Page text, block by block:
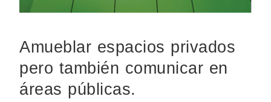
Amueblar espacios privados
pero también comunicar en
áreas públicas.